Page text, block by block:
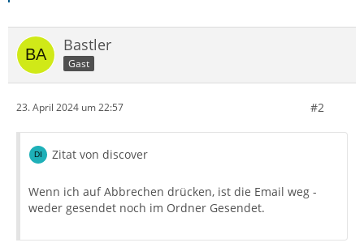
Bastler
Gast
23. April 2024 um 22:57 #2
Zitat von discover
Wenn ich auf Abbrechen drücken, ist die Email weg -
weder gesendet noch im Ordner Gesendet.